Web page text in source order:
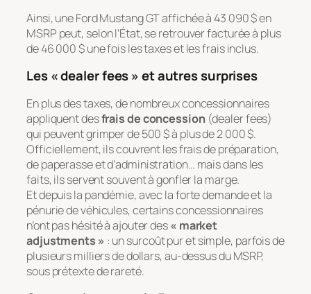
Ainsi, une Ford Mustang GT affichée à 43 090 $ en
MSRP peut, selon l’État, se retrouver facturée à plus
de 46 000 $ une fois les taxes et les frais inclus.
Les « dealer fees » et autres surprises
En plus des taxes, de nombreux concessionnaires
appliquent desfrais de concession(dealer fees)
qui peuvent grimper de 500 $ à plus de 2 000 $.
Officiellement, ils couvrent les frais de préparation,
de paperasse et d’administration… mais dans les
faits, ils servent souvent à gonfler la marge.
Et depuis la pandémie, avec la forte demande et la
pénurie de véhicules, certains concessionnaires
n’ont pas hésité à ajouter des« market
adjustments » : un surcoût pur et simple, parfois de
plusieurs milliers de dollars, au-dessus du MSRP,
sous prétexte de rareté.